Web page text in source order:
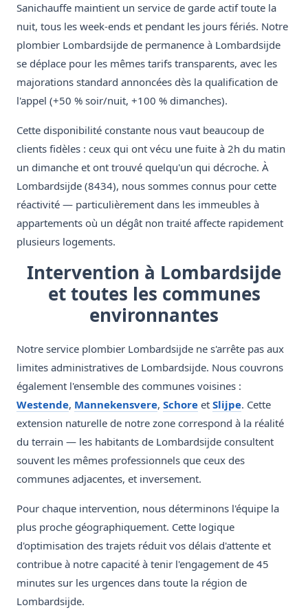
Sanichauffe maintient un service de garde actif toute la
nuit, tous les week-ends et pendant les jours fériés. Notre
plombier Lombardsijde de permanence à Lombardsijde
se déplace pour les mêmes tarifs transparents, avec les
majorations standard annoncées dès la qualification de
l'appel (+50 % soir/nuit, +100 % dimanches).
Cette disponibilité constante nous vaut beaucoup de
clients fidèles : ceux qui ont vécu une fuite à 2h du matin
un dimanche et ont trouvé quelqu'un qui décroche. À
Lombardsijde (8434), nous sommes connus pour cette
réactivité — particulièrement dans les immeubles à
appartements où un dégât non traité affecte rapidement
plusieurs logements.
Intervention à Lombardsijde
et toutes les communes
environnantes
Notre service plombier Lombardsijde ne s'arrête pas aux
limites administratives de Lombardsijde. Nous couvrons
également l'ensemble des communes voisines :
Westende, Mannekensvere, Schore et Slijpe. Cette
extension naturelle de notre zone correspond à la réalité
du terrain — les habitants de Lombardsijde consultent
souvent les mêmes professionnels que ceux des
communes adjacentes, et inversement.
Pour chaque intervention, nous déterminons l'équipe la
plus proche géographiquement. Cette logique
d'optimisation des trajets réduit vos délais d'attente et
contribue à notre capacité à tenir l'engagement de 45
minutes sur les urgences dans toute la région de
Lombardsijde.